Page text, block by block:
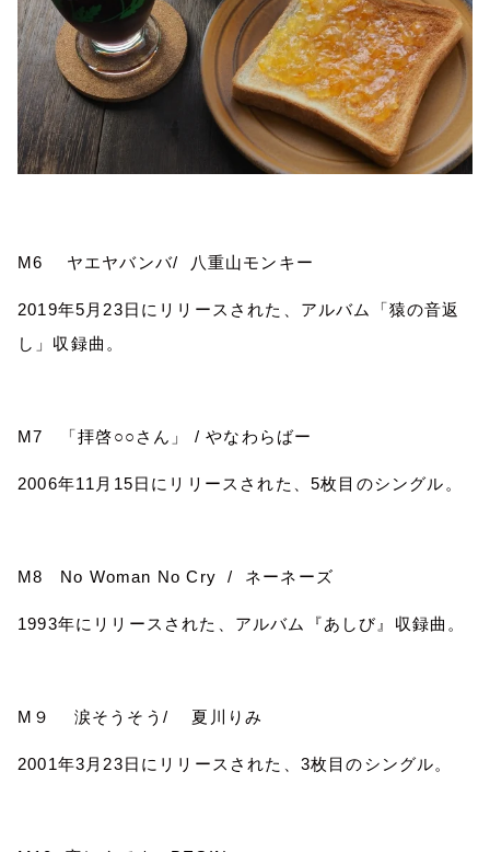
M6 ヤエヤバンバ/ 八重山モンキー
2019年5 月 23日にリリースされた、アルバム「猿の音返
し」収録曲。
M7 「拝啓○○ さん」 /やなわらばー
2006年11 月 15日にリリースされた、5枚目のシングル。
M8 No Woman No Cry / ネーネーズ
1993年にリリースされた、アルバム『あしび』収録曲。
M ９ 涙そうそう / 夏川りみ
2001年3 月 23日にリリースされた、 3枚目のシングル。